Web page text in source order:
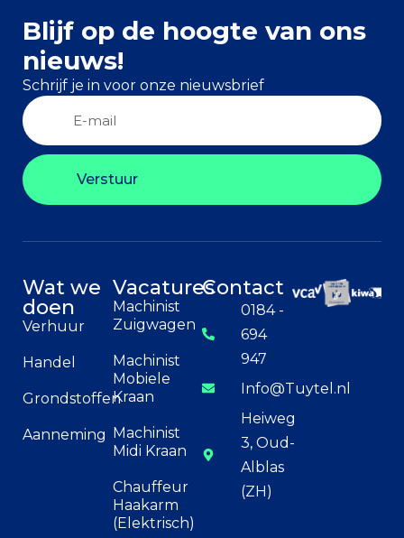
Blijf op de hoogte van ons
nieuws!
Schrijf je in voor onze nieuwsbrief
Verstuur
Wat we
doen
Verhuur
Handel
Grondstoffen
Aanneming
Vacatures
Machinist
Zuigwagen
Machinist
Mobiele
Kraan
Machinist
Midi Kraan
Chauffeur
Haakarm
(Elektrisch)
Contact
0184 -
694
947
Info@Tuytel.nl
Heiweg
3, Oud-
Alblas
(ZH)